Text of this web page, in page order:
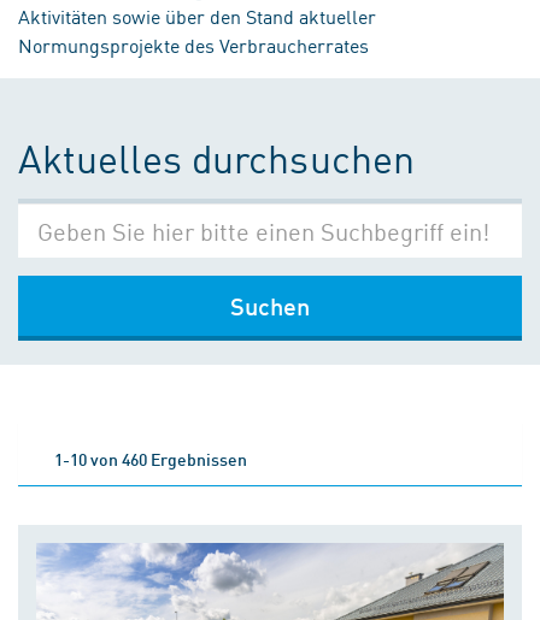
Aktivitäten sowie über den Stand aktueller
Normungsprojekte des Verbraucherrates
Aktuelles durchsuchen
Suchen
1-10 von 460 Ergebnissen